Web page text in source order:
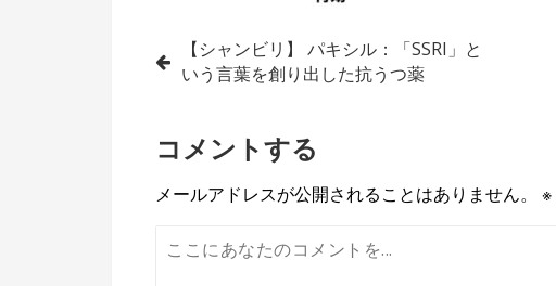
投
稿
ナ
ビ
ー
【シャンビリ】 パキシル：「SSRI」と
いう言葉を創り出した抗うつ薬
コメントする
メールアドレスが公開されることはありません。 ※